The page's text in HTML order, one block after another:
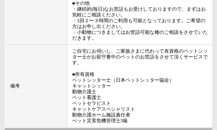
■その他
・継続的(毎日)なお世話もお受けしておりますので、まずはお
気軽にご相談ください。
・1回２〜３時間のご利用も可能となっております。ご希望の
方はお申し出ください。
・小動物につきましてはお世話可能な種のご相談をさせていた
だきます。
備考
ご自宅にお伺いし、ご家族さまに代わって有資格のペットシッ
ター士がお留守番中のペットのお世話をさせて頂くサービスで
す。
■所有資格
ペットシッター士（日本ペットシッター協会）
キャットシッター
動物介護士
ペット看護士
ペットセラピスト
キャットケアスペシャリスト
動物介護ホーム施設責任者
ぺット災害危機管理士3級